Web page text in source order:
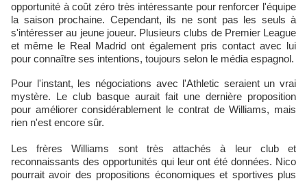
opportunité à coût zéro très intéressante pour renforcer l'équipe
la saison prochaine. Cependant, ils ne sont pas les seuls à
s'intéresser au jeune joueur. Plusieurs clubs de Premier League
et même le Real Madrid ont également pris contact avec lui
pour connaître ses intentions, toujours selon le média espagnol.
Pour l'instant, les négociations avec l'Athletic seraient un vrai
mystère. Le club basque aurait fait une dernière proposition
pour améliorer considérablement le contrat de Williams, mais
rien n'est encore sûr.
Les frères Williams sont très attachés à leur club et
reconnaissants des opportunités qui leur ont été données. Nico
pourrait avoir des propositions économiques et sportives plus